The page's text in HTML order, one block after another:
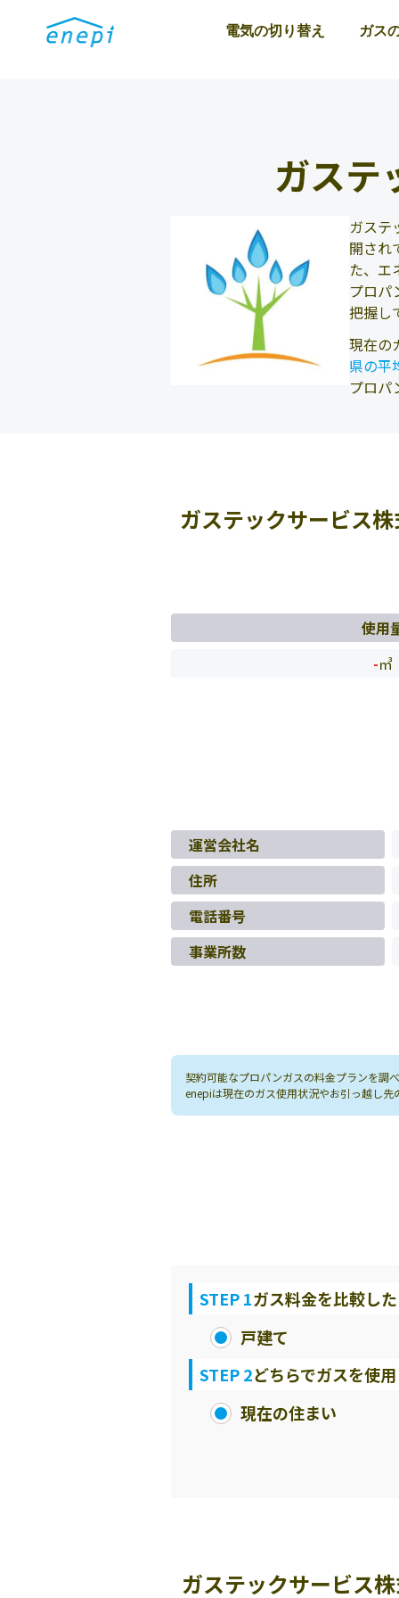
電気の切り替え ガス
ガステ
ガステ
開され
た、エ
プロパ
把握し
現在の
県の平
プロパ
ガステックサービス
使用
-㎥
運営会社名
住所
電話番号
事業所数
契約可能なプロパンガスの料金プランを調
enepiは現在のガス使用状況やお引っ越し
STEP 1ガス料金を比較し
戸建て
STEP 2どちらでガスを使
現在の住まい
ガステックサービス